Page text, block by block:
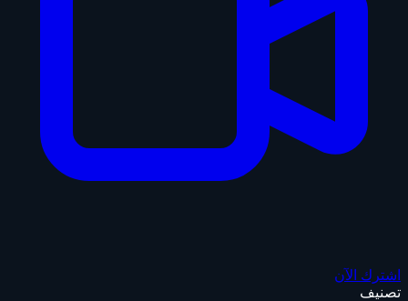
اشترك الآن
تصنيف